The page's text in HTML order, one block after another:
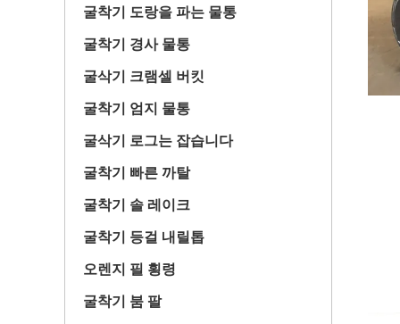
굴착기 도랑을 파는 물통
굴착기 경사 물통
굴삭기 크램셀 버킷
굴착기 엄지 물통
굴삭기 로그는 잡습니다
굴착기 빠른 까탈
굴착기 솔 레이크
굴착기 등걸 내릴톱
오렌지 필 횡령
굴착기 붐 팔